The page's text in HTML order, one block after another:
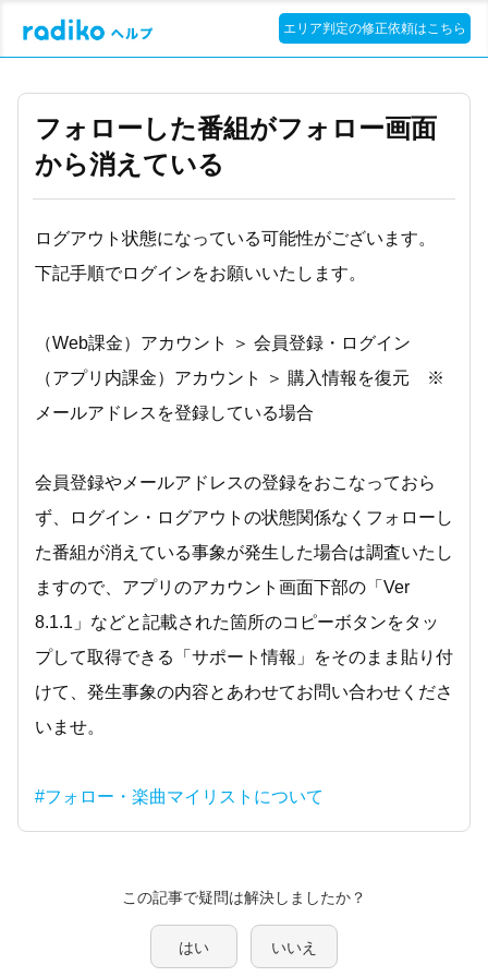
エリア判定の修正依頼はこちら
フォローした番組がフォロー画面
から消えている
ログアウト状態になっている可能性がございます。
下記手順でログインをお願いいたします。
（Web課金）アカウント ＞ 会員登録・ログイン
（アプリ内課金）アカウント ＞ 購入情報を復元 ※
メールアドレスを登録している場合
会員登録やメールアドレスの登録をおこなっておら
ず、ログイン・ログアウトの状態関係なくフォローし
た番組が消えている事象が発生した場合は調査いたし
ますので、アプリのアカウント画面下部の「Ver
8.1.1」などと記載された箇所のコピーボタンをタッ
プして取得できる「サポート情報」をそのまま貼り付
けて、発生事象の内容とあわせてお問い合わせくださ
いませ。
#フォロー・楽曲マイリストについて
この記事で疑問は解決しましたか？
はい いいえ